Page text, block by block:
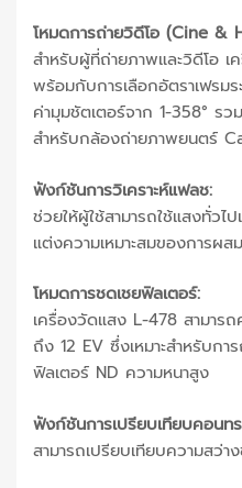
โหมดการถ่ายวิดีโอ (Cine &
สำหรับผู้ที่ถ่ายภาพและวิดีโอ เ
พร้อมกับการเลือกอัตราเฟรม
ค่ามุมชัตเตอร์จาก 1-358° ร
สำหรับกล้องถ่ายภาพยนตร์
ฟังก์ชันการวิเคราะห์แฟลช:
ช่วยให้ผู้ใช้สามารถใช้แสงทั่ว
แต่งความเหมาะสมของการผ
โหมดการชดเชยฟิลเตอร์:
เครื่องวัดแสง L-478 สามาร
ถึง 12 EV ซึ่งเหมาะสำหรับก
ฟิลเตอร์ ND ความหนาสูง
ฟังก์ชันการเปรียบเทียบคอนท
สามารถเปรียบเทียบความสว่า